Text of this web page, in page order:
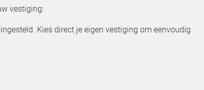
vestiging:
Kies direct je eigen vestiging om eenvoudig